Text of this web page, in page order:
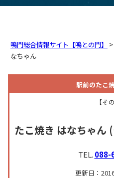
鳴門総合情報サイト【鳴との門】 >
なちゃん
駅前のたこ
【そ
たこ焼き はなちゃん
TEL. 088-
更新日：